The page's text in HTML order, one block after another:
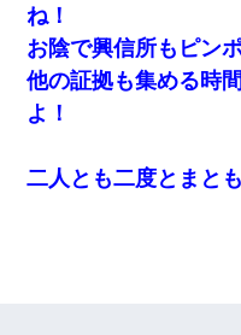
ね！
お陰で興信所もピン
他の証拠も集める時
よ！
二人とも二度とまと